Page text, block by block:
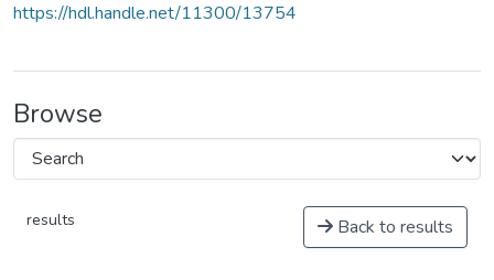
https://hdl.handle.net/11300/13754
Browse
results Back to results